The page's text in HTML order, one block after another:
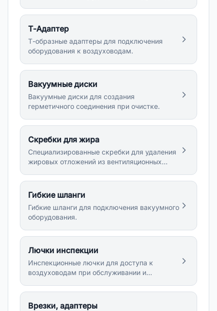
Т-Адаптер
Т-образные адаптеры для подключения
оборудования к воздуховодам.
Вакуумные диски
Вакуумные диски для создания
герметичного соединения при очистке.
Скребки для жира
Специализированные скребки для удаления
жировых отложений из вентиляционных
Гибкие шланги
Гибкие шланги для подключения вакуумного
оборудования.
Лючки инспекции
Инспекционные лючки для доступа к
воздуховодам при обслуживании и
Врезки, адаптеры